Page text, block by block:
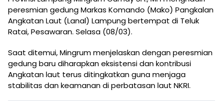
peresmian gedung Markas Komando (Mako) Pangkalan
Angkatan Laut (Lanal) Lampung bertempat di Teluk
Ratai, Pesawaran. Selasa (08/03).
Saat ditemui, Mingrum menjelaskan dengan peresmian
gedung baru diharapkan eksistensi dan kontribusi
Angkatan laut terus ditingkatkan guna menjaga
stabilitas dan keamanan di perbatasan laut NKRI.